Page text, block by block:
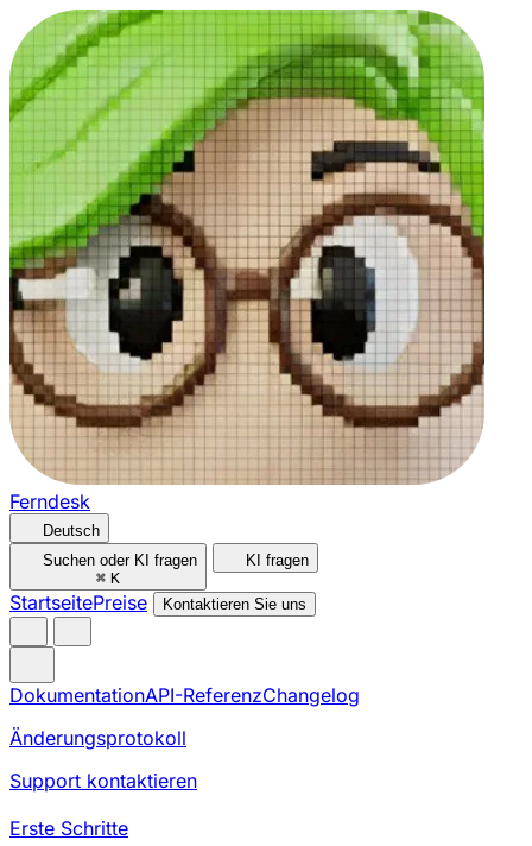
Ferndesk
Deutsch
Suchen oder KI fragen
⌘ K
KI fragen
StartseitePreise Kontaktieren Sie uns
DokumentationAPI-ReferenzChangelog
Änderungsprotokoll
Support kontaktieren
Erste Schritte